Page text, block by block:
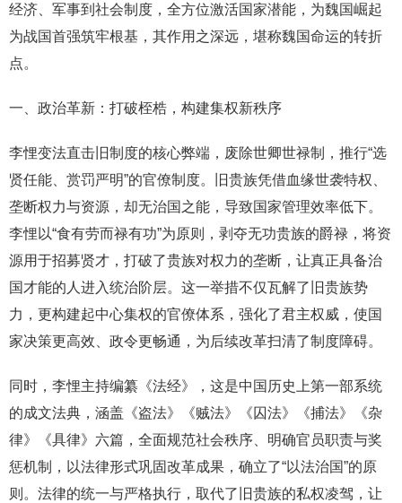
经济、军事到社会制度，全方位激活国家潜能，为魏国崛起
为战国首强筑牢根基，其作用之深远，堪称魏国命运的转折
点。
一、政治革新：打破桎梏，构建集权新秩序
李悝变法直击旧制度的核心弊端，废除世卿世禄制，推行“选
贤任能、赏罚严明”的官僚制度。旧贵族凭借血缘世袭特权、
垄断权力与资源，却无治国之能，导致国家管理效率低下。
李悝以“食有劳而禄有功”为原则，剥夺无功贵族的爵禄，将资
源用于招募贤才，打破了贵族对权力的垄断，让真正具备治
国才能的人进入统治阶层。这一举措不仅瓦解了旧贵族势
力，更构建起中心集权的官僚体系，强化了君主权威，使国
家决策更高效、政令更畅通，为后续改革扫清了制度障碍。
同时，李悝主持编纂《法经》，这是中国历史上第一部系统
的成文法典，涵盖《盗法》《贼法》《囚法》《捕法》《杂
律》《具律》六篇，全面规范社会秩序、明确官员职责与奖
惩机制，以法律形式巩固改革成果，确立了“以法治国”的原
则。法律的统一与严格执行，取代了旧贵族的私权凌驾，让